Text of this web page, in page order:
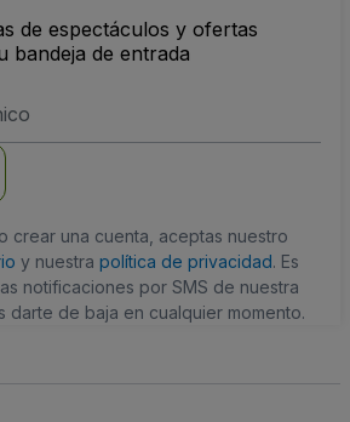
de espectáculos y ofertas
bandeja de entrada
crear una cuenta, aceptas nuestro
y nuestra política de privacidad. Es
notificaciones por SMS de nuestra
darte de baja en cualquier momento.